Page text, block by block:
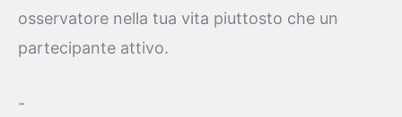
osservatore nella tua vita piuttosto che un
partecipante attivo.
-